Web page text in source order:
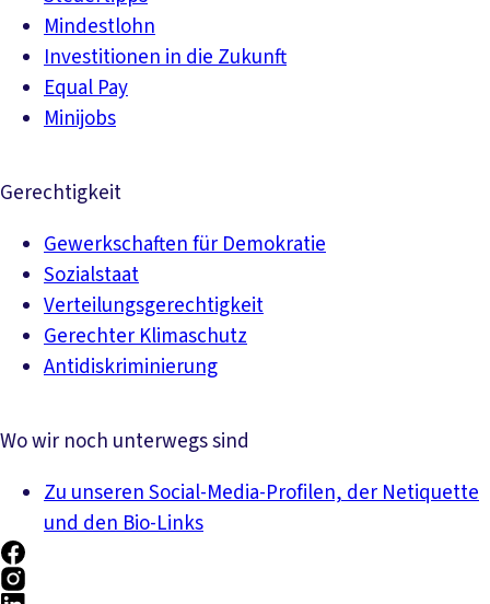
Mindestlohn
Investitionen in die Zukunft
Equal Pay
Minijobs
Gerechtigkeit
Gewerkschaften für Demokratie
Sozialstaat
Verteilungsgerechtigkeit
Gerechter Klimaschutz
Antidiskriminierung
Wo wir noch unterwegs sind
Zu unseren Social-Media-Profilen, der Netiquette
und den Bio-Links